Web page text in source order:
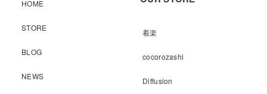
HOME
STORE
BLOG
NEWS
着楽
cocorozashi
Diffusion